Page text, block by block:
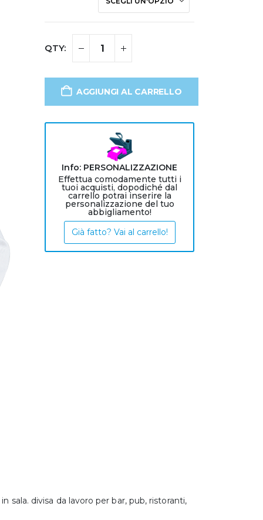
AGGIUNGI AL CARRELLO
Info: PERSONALIZZAZIONE
Effettua comodamente tutti i
tuoi acquisti, dopodiché dal
carrello potrai inserire la
personalizzazione del tuo
abbigliamento!
Già fatto? Vai al carrello!
sala. divisa da lavoro per bar, pub, ristoranti,